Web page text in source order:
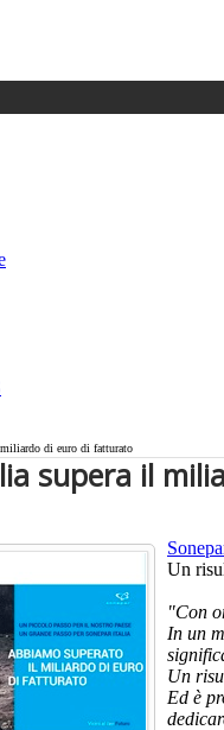
di euro di fatturato
supera il
Un
"Con
In un
Un
Ed è